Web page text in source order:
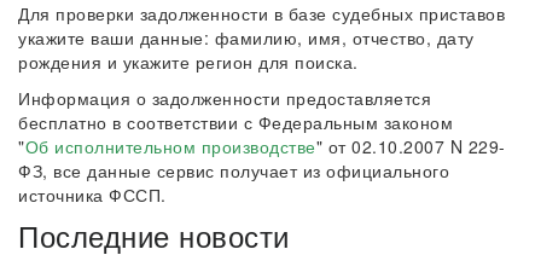
Для проверки задолженности в базе судебных приставов
укажите ваши данные: фамилию, имя, отчество, дату
рождения и укажите регион для поиска.
Информация о задолженности предоставляется
бесплатно в соответствии с Федеральным законом
"Об исполнительном производстве" от 02.10.2007 N 229-
ФЗ, все данные сервис получает из официального
источника ФССП.
Последние новости